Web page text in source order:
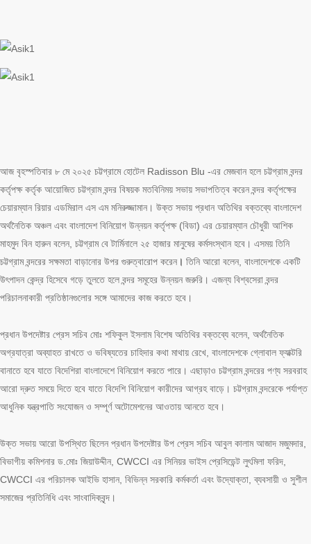
আজ বৃহস্পতিবার ৮ মে ২০২৫ চট্টগ্রামে হোটেল Radisson Blu -এর মেজবান হলে চট্টগ্রাম বন্দর
কর্তৃপক্ষ কর্তৃক আয়োজিত চট্টগ্রাম বন্দর বিষয়ক মতবিনিময় সভায় সভাপতিত্ব করেন বন্দর কর্তৃপক্ষের
চেয়ারম্যান রিয়ার এডমিরাল এস এম মনিরুজ্জামান। উক্ত সভায় প্রধান অতিথির বক্তব্যে বাংলাদেশ
অর্থনৈতিক অঞ্চল এবং বাংলাদেশ বিনিয়োগ উন্নয়ন কর্তৃপক্ষ (বিডা) এর চেয়ারম্যান চৌধুরী আশিক
মাহমুদ বিন হারুন বলেন, চট্টগ্রাম বে টার্মিনালে ২৫ হাজার মানুষের কর্মসংস্থান হবে। এসময় তিনি
চট্টগ্রাম বন্দরের সক্ষমতা বাড়ানোর উপর গুরুত্বারোপ করেন। তিনি আরো বলেন, বাংলাদেশকে একটি
উৎপাদন কেন্দ্র হিসেবে গড়ে তুলতে হলে বন্দর সমূহের উন্নয়ন জরুরি। এজন্য বিশ্বসেরা বন্দর
পরিচালনাকারী প্রতিষ্ঠানগুলোর সঙ্গে আমাদের কাজ করতে হবে।
প্রধান উপদেষ্টার প্রেস সচিব মোঃ শফিকুল ইসলাম বিশেষ অতিথির বক্তব্যে বলেন, অর্থনৈতিক
অগ্রযাত্রা অব্যাহত রাখতে ও ভবিষ্যতের চাহিদার কথা মাথায় রেখে, বাংলাদেশকে গ্লোবাল ফ্যাক্টরি
বানাতে হবে যাতে বিদেশিরা বাংলাদেশে বিনিয়োগ করতে পারে। এছাড়াও চট্টগ্রাম বন্দরের পণ্য সরবরাহ
আরো দ্রুত সময়ে দিতে হবে যাতে বিদেশি বিনিয়োগ কারীদের আগ্রহ বাড়ে। চট্টগ্রাম বন্দরেকে পর্যাপ্ত
আধুনিক যন্ত্রপাতি সংযোজন ও সম্পূর্ণ অটোমেশনের আওতায় আনতে হবে।
উক্ত সভায় আরো উপস্থিত ছিলেন প্রধান উপদেষ্টার উপ প্রেস সচিব আবুল কালাম আজাদ মজুমদার,
বিভাগীয় কমিশনার ড.মোঃ জিয়াউদ্দীন, CWCCI এর সিনিয়র ভাইস প্রেসিডেন্ট লুৎমিলা ফরিদ,
CWCCI এর পরিচালক আইভি হাসান, বিভিন্ন সরকারি কর্মকর্তা এবং উদ্যোক্তা, ব্যবসায়ী ও সুশীল
সমাজের প্রতিনিধি এবং সাংবাদিকবৃন্দ।